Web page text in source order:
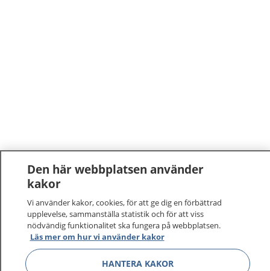
1177 –tryggt om din hälsa och vård
På 1177.se får du råd om hälsa och information om
sjukdomar och vilka mottagningar du kan kontakta.
Logga in för att läsa din journal och göra dina
vårdärenden. Ring telefonnummer 1177 för
Den här webbplatsen använder
kakor
Vi använder kakor, cookies, för att ge dig en förbättrad
upplevelse, sammanställa statistik och för att viss
nödvändig funktionalitet ska fungera på webbplatsen.
Läs mer om hur vi använder kakor
HANTERA KAKOR